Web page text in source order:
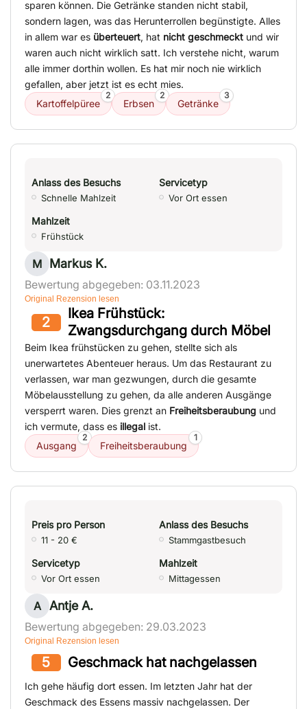
sparen können. Die Getränke standen nicht stabil,
sondern lagen, was das Herunterrollen begünstigte. Alles
in allem war es überteuert, hat nicht geschmeckt und wir
waren auch nicht wirklich satt. Ich verstehe nicht, warum
alle immer dorthin wollen. Es hat mir noch nie wirklich
gefallen, aber jetzt ist es echt mies.
Kartoffelpüree
2
Erbsen
2
Getränke
3
Anlass des Besuchs
Schnelle Mahlzeit
Servicetyp
Vor Ort essen
Mahlzeit
Frühstück
M Markus K.
Bewertung abgegeben: 03.11.2023
Original Rezension lesen
2
Ikea Frühstück:
Zwangsdurchgang durch Möbel
Beim Ikea frühstücken zu gehen, stellte sich als
unerwartetes Abenteuer heraus. Um das Restaurant zu
verlassen, war man gezwungen, durch die gesamte
Möbelausstellung zu gehen, da alle anderen Ausgänge
versperrt waren. Dies grenzt an Freiheitsberaubung und
ich vermute, dass es illegal ist.
Ausgang
2
Freiheitsberaubung
1
Preis pro Person
11 - 20 €
Anlass des Besuchs
Stammgastbesuch
Servicetyp
Vor Ort essen
Mahlzeit
Mittagessen
A Antje A.
Bewertung abgegeben: 29.03.2023
Original Rezension lesen
5 Geschmack hat nachgelassen
Ich gehe häufig dort essen. Im letzten Jahr hat der
Geschmack des Essens massiv nachgelassen. Der